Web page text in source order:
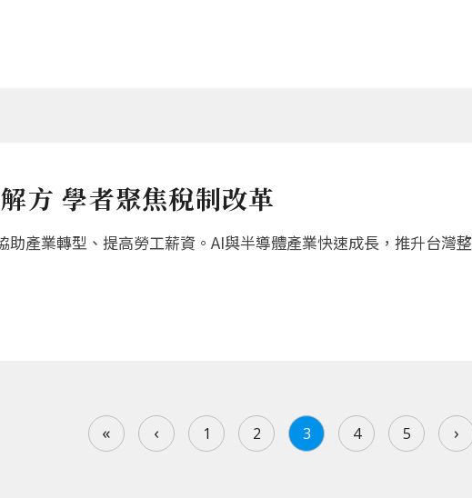
方 學者聚焦稅制改革
助產業轉型、提高勞工薪資。AI與半導體產業快速成長，推升台灣
« ‹ 1 2 3 4 5 ›